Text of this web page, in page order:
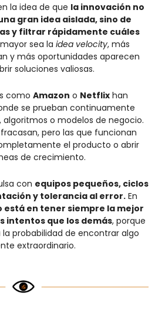
la idea de que la innovación no
gran idea aislada, sino de
y filtrar rápidamente cuáles
sea la idea velocity, más
y más oportunidades aparecen
soluciones valiosas.
como Amazon o Netflix han
se prueban continuamente
o modelos de negocio.
pero las que funcionan
el producto o abrir
de crecimiento.
con equipos pequeños, ciclos
y tolerancia al error. En
está en tener siempre la mejor
intentos que los demás, porque
probabilidad de encontrar algo
extraordinario.